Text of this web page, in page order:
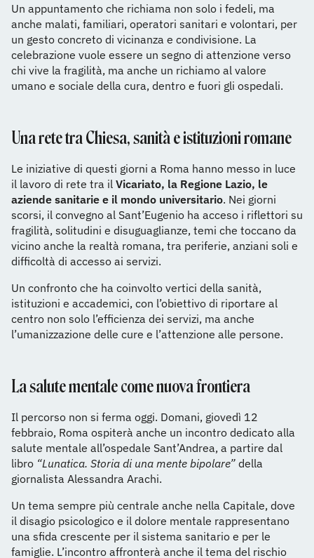
Un appuntamento che richiama non solo i fedeli, ma
anche malati, familiari, operatori sanitari e volontari, per
un gesto concreto di vicinanza e condivisione. La
celebrazione vuole essere un segno di attenzione verso
chi vive la fragilità, ma anche un richiamo al valore
umano e sociale della cura, dentro e fuori gli ospedali.
Una rete tra Chiesa, sanità e istituzioni romane
Le iniziative di questi giorni a Roma hanno messo in luce
il lavoro di rete tra il Vicariato, la Regione Lazio, le
aziende sanitarie e il mondo universitario. Nei giorni
scorsi, il convegno al Sant’Eugenio ha acceso i riflettori su
fragilità, solitudini e disuguaglianze, temi che toccano da
vicino anche la realtà romana, tra periferie, anziani soli e
difficoltà di accesso ai servizi.
Un confronto che ha coinvolto vertici della sanità,
istituzioni e accademici, con l’obiettivo di riportare al
centro non solo l’efficienza dei servizi, ma anche
l’umanizzazione delle cure e l’attenzione alle persone.
La salute mentale come nuova frontiera
Il percorso non si ferma oggi. Domani, giovedì 12
febbraio, Roma ospiterà anche un incontro dedicato alla
salute mentale all’ospedale Sant’Andrea, a partire dal
libro “Lunatica. Storia di una mente bipolare” della
giornalista Alessandra Arachi.
Un tema sempre più centrale anche nella Capitale, dove
il disagio psicologico e il dolore mentale rappresentano
una sfida crescente per il sistema sanitario e per le
famiglie. L’incontro affronterà anche il tema del rischio